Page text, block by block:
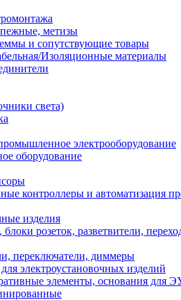
метизы
и сопутствующие товары
Изоляционные материалы
света)
электрооборудование
оборудование
контроллеры и автоматизация
изделия
розеток, разветвители,
переключатели, диммеры
электроустановочных изделий
элементы, основания для